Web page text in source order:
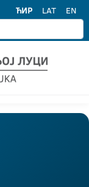
ЋИР LAT EN